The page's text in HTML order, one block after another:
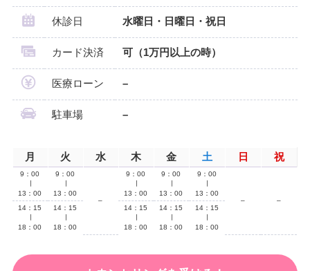
休診日 水曜日・日曜日・祝日
カード決済 可（1万円以上の時）
医療ローン –
駐車場 –
月 火 水 木 金 土 日 祝
9：00
13：00
9：00
13：00
–
9：00
13：00
9：00
13：00
9：00
13：00
–
–
14：15
18：00
14：15
18：00
14：15
18：00
14：15
18：00
14：15
18：00